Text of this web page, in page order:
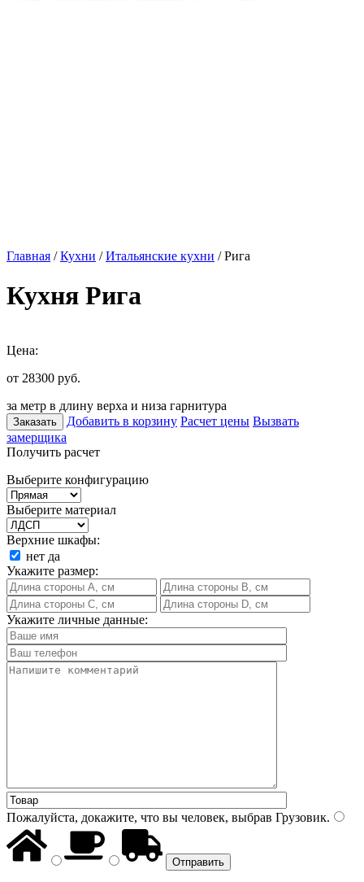
Главная /Кухни /Итальянские кухни / Рига
Кухня Рига
Цена:
от 28300 руб.
за метр в длину верха и низа гарнитура
Заказать Добавить в корзину Расчет цены Вызвать
замерщика
Получить расчет
Выберите конфигурацию
Выберите материал
Верхние шкафы:
нет да
Укажите размер:
Укажите личные данные:
Пожалуйста, докажите, что вы человек, выбрав Грузовик.